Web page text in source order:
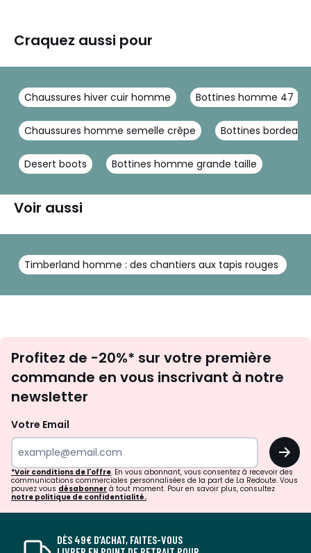
Craquez aussi pour
Chaussures hiver cuir homme Bottines homme 47
Chaussures homme semelle crêpe Bottines
Desert boots Bottines homme grande taille
Voir aussi
Timberland homme : des chantiers aux tapis rouges
newsletter
Profitez de -20%* sur votre première
commande en vous inscrivant à notre
newsletter
Votre Email
OK
*Voir conditions de l'offre. En vous abonnant, vous consentez à recevoir des
communications commerciales personnalisées de la part de La Redoute. Vous
pouvez vous désabonner à tout moment. Pour en savoir plus, consultez
notre politique de confidentialité.
DÈS 49€ D’ACHAT, FAITES-VOUS